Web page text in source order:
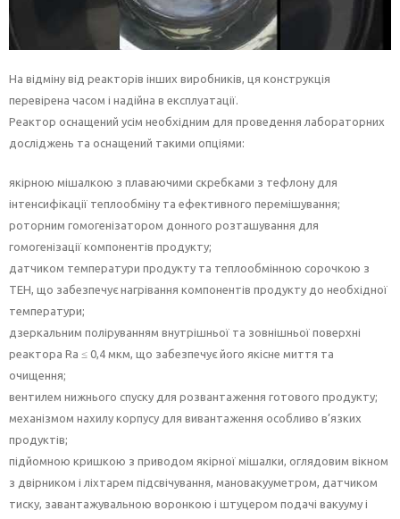
На відміну від реакторів інших виробників, ця конструкція
перевірена часом і надійна в експлуатації.
Реактор оснащений усім необхідним для проведення лабораторних
досліджень та оснащений такими опціями:
якірною мішалкою з плаваючими скребками з тефлону для
інтенсифікації теплообміну та ефективного перемішування;
роторним гомогенізатором донного розташування для
гомогенізації компонентів продукту;
датчиком температури продукту та теплообмінною сорочкою з
ТЕН, що забезпечує нагрівання компонентів продукту до необхідної
температури;
дзеркальним поліруванням внутрішньої та зовнішньої поверхні
реактора Ra ≤ 0,4 мкм, що забезпечує його якісне миття та
очищення;
вентилем нижнього спуску для розвантаження готового продукту;
механізмом нахилу корпусу для вивантаження особливо в’язких
продуктів;
підйомною кришкою з приводом якірної мішалки, оглядовим вікном
з двірником і ліхтарем підсвічування, мановакууметром, датчиком
тиску, завантажувальною воронкою і штуцером подачі вакууму і